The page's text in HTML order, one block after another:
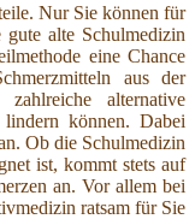
Nur Sie können für
alte Schulmedizin
eine Chance
aus der
alternative
lindern können. Dabei
Ob die Schulmedizin
ist, kommt stets auf
an. Vor allem bei
ratsam für Sie